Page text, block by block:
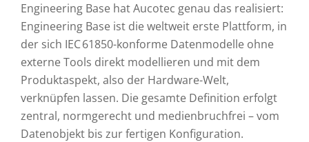
Engineering Base hat Aucotec genau das realisiert:
Engineering Base ist die weltweit erste Plattform, in
der sich IEC 61850-konforme Datenmodelle ohne
externe Tools direkt modellieren und mit dem
Produktaspekt, also der Hardware-Welt,
verknüpfen lassen. Die gesamte Definition erfolgt
zentral, normgerecht und medienbruchfrei – vom
Datenobjekt bis zur fertigen Konfiguration.